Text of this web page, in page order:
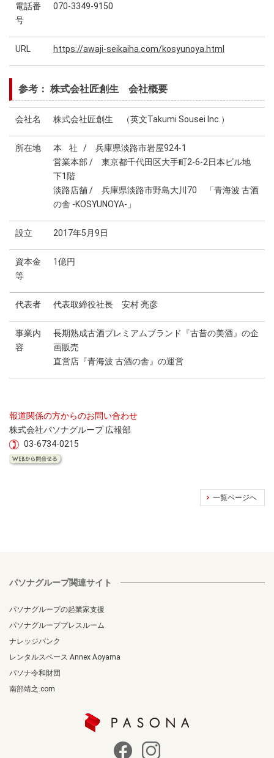
電話番
号
070-3349-9150
URL https://awaji-seikaiha.com/kosyunoya.html
参考： 株式会社匠創生 会社概要
会社名 株式会社匠創生 （英文Takumi Sousei Inc.）
所在地
本 社 / 兵庫県淡路市岩屋924-1
営業本部 / 東京都千代田区大手町2-6-2日本ビル地
下1階
淡路店舗 / 兵庫県淡路市野島大川70 「青海波 古酒
の舎 -KOSYUNOYA-」
設立 2017年5月9日
資本金
等
1億円
代表者 代表取締役社長 安村 亮彦
事業内
容
長期熟成古酒プレミアムブランド『古昔の美酒』の企
画販売
直営店『青海波 古酒の舎』の運営
報道関係の方からのお問い合わせ
株式会社パソナグループ 広報部
03-6734-0215
一覧ページへ
パソナグループ関連サイト
パソナグループの起業家支援
パソナグループプレスルーム
ナレッジバンク
レンタルスペース Annex Aoyama
パソナ令和財団
南部靖之.com